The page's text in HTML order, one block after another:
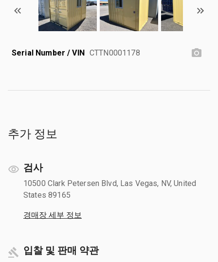
Serial Number / VIN CTTN0001178
추가 정보
검사
10500 Clark Petersen Blvd, Las Vegas, NV, United
States 89165
경매장 세부 정보
입찰 및 판매 약관